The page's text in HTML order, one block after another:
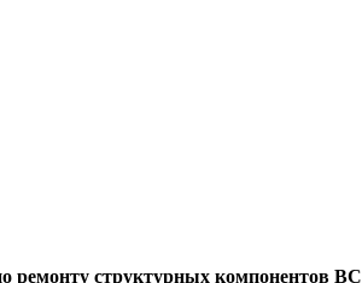
ремонту структурных компонентов ВС